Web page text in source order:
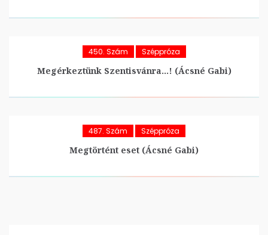
450. Szám Széppróza
Megérkeztünk Szentisvánra…! (Ácsné Gabi)
487. Szám Széppróza
Megtörtént eset (Ácsné Gabi)